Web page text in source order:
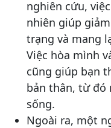
nghiên cứu,
nhiên giúp
trạng và mang
Việc hòa mình
cũng giúp bạn
bản thân, từ đó
sống.
Ngoài ra, một